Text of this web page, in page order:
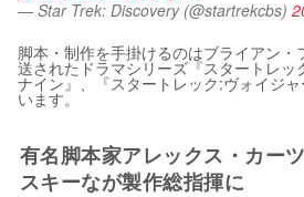
— Star Trek: Discovery (@startrekcbs)
脚本・制作を手掛けるのはブライアン
送されたドラマシリーズ『スタートレッ
ナイン』、『スタートレック:ヴォイジ
います。
有名脚本家アレックス・カー
スキーなが製作総指揮に